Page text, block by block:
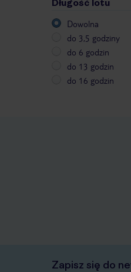
Długość lotu
Dowolna
do 3,5 godziny
do 6 godzin
do 13 godzin
do 16 godzin
Zapisz się do